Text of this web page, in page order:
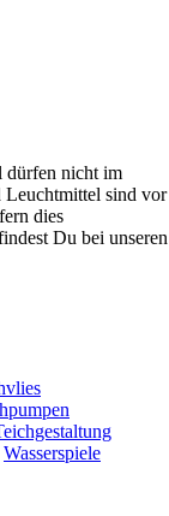
dürfen nicht im
Leuchtmittel sind vor
dies
Du bei unseren
Wasserspiele